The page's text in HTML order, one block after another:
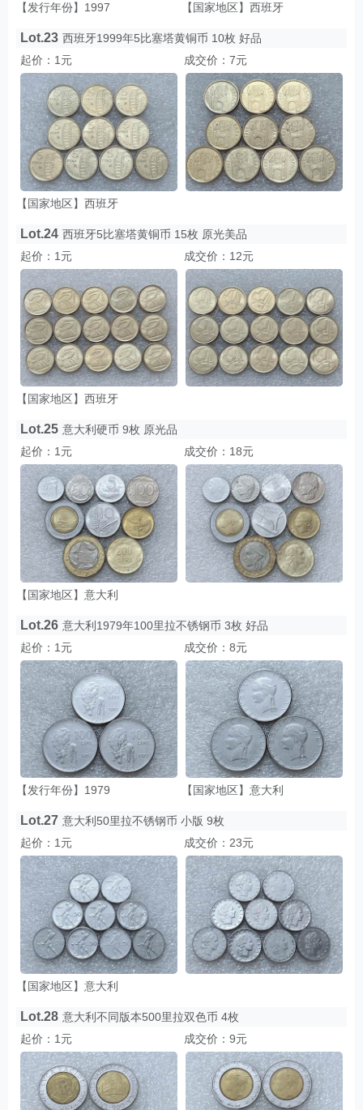
【发行年份】1997 【国家地区】西班牙
Lot.23 西班牙1999年5比塞塔黄铜币 10枚 好品
起价：1元
成交价：7元
【国家地区】西班牙
Lot.24 西班牙5比塞塔黄铜币 15枚 原光美品
起价：1元
成交价：12元
【国家地区】西班牙
Lot.25 意大利硬币 9枚 原光品
起价：1元
成交价：18元
【国家地区】意大利
Lot.26 意大利1979年100里拉不锈钢币 3枚 好品
起价：1元
成交价：8元
【发行年份】1979 【国家地区】意大利
Lot.27 意大利50里拉不锈钢币 小版 9枚
起价：1元
成交价：23元
【国家地区】意大利
Lot.28 意大利不同版本500里拉双色币 4枚
起价：1元
成交价：9元